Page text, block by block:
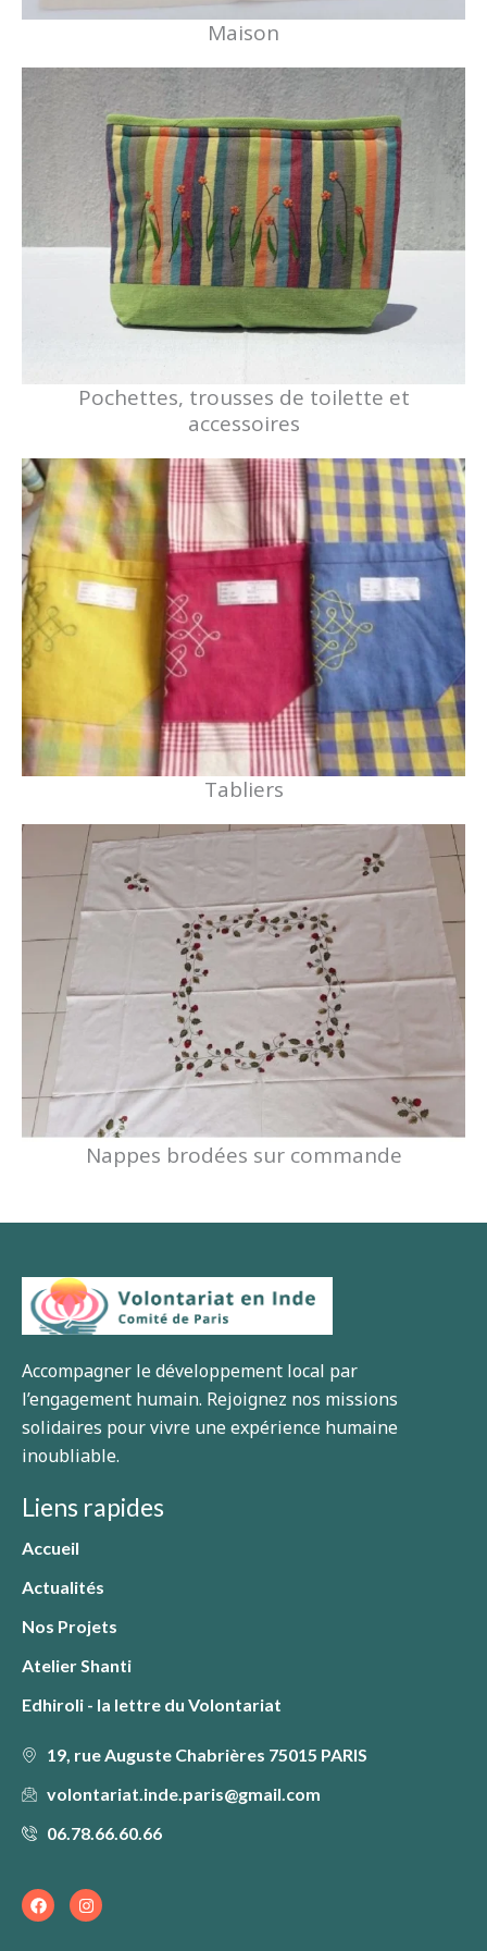
Maison
Pochettes, trousses de toilette et
accessoires
Tabliers
Nappes brodées sur commande
Accompagner le développement local par
l’engagement humain. Rejoignez nos missions
solidaires pour vivre une expérience humaine
inoubliable.
Liens rapides
Accueil
Actualités
Nos Projets
Atelier Shanti
Edhiroli - la lettre du Volontariat
19, rue Auguste Chabrières 75015 PARIS
volontariat.inde.paris@gmail.com
06.78.66.60.66
F
a
c
I
n
s